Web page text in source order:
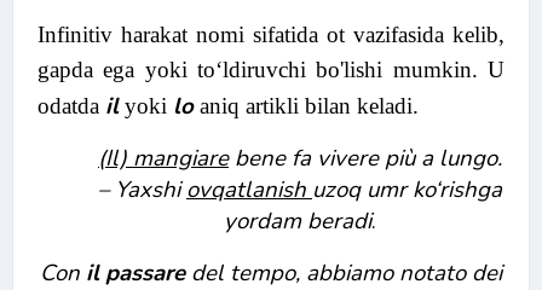
Infinitiv harakat nomi sifatida ot vazifasida kelib,
gapda ega yoki to‘ldiruvchi bo'lishi mumkin. U
odatda il yoki loaniq artikli bilan keladi.
(Il) mangiarebene fa vivere più a lungo.
– Yaxshiovqatlanish uzoq umr ko‘rishga
yordam beradi.
Con il passaredel tempo, abbiamo notato dei